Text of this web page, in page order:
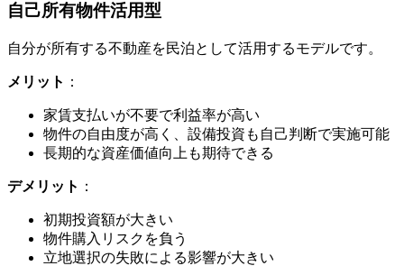
自己所有物件活用型
自分が所有する不動産を民泊として活用するモデルです。
メリット ：
家賃支払いが不要で利益率が高い
物件の自由度が高く、設備投資も自己判断で実施可能
長期的な資産価値向上も期待できる
デメリット ：
初期投資額が大きい
物件購入リスクを負う
立地選択の失敗による影響が大きい